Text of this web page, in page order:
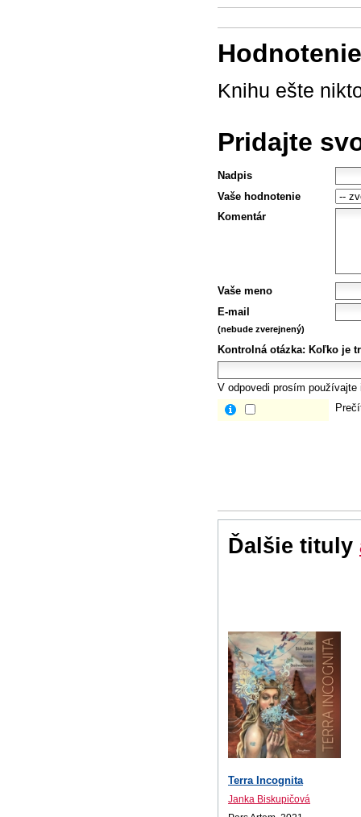
Knihu ešte
Pridajte
Nadpis
Vaše hodnotenie
Komentár
Vaše meno
E-mail
(nebude zverejnený)
Kontrolná otázka: Koľko je
V odpovedi prosím
Ďalšie tituly
Terra Incognita
Janka Biskupičová